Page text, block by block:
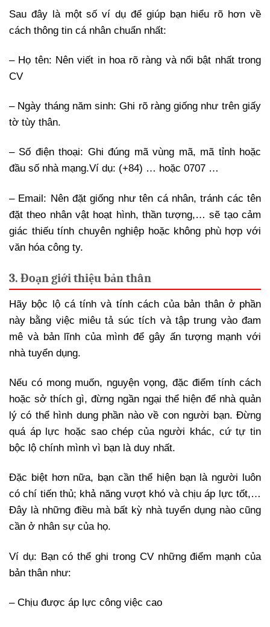
Sau đây là một số ví dụ để giúp bạn hiểu rõ hơn về
cách thông tin cá nhân chuẩn nhất:
– Họ tên: Nên viết in hoa rõ ràng và nổi bật nhất trong
CV
– Ngày tháng năm sinh: Ghi rõ ràng giống như trên giấy
tờ tùy thân.
– Số điện thoại: Ghi đúng mã vùng mã, mã tỉnh hoặc
đầu số nhà mạng.Ví dụ: (+84) … hoặc 0707 …
– Email: Nên đặt giống như tên cá nhân, tránh các tên
đặt theo nhân vật hoạt hình, thần tượng,… sẽ tạo cảm
giác thiếu tính chuyên nghiệp hoặc không phù hợp với
văn hóa công ty.
3. Đoạn giới thiệu bản thân
Hãy bộc lộ cá tính và tính cách của bản thân ở phần
này bằng việc miêu tả súc tích và tập trung vào đam
mê và bản lĩnh của mình để gây ấn tượng mạnh với
nhà tuyển dụng.
Nếu có mong muốn, nguyện vọng, đặc điểm tính cách
hoặc sở thích gì, đừng ngần ngại thể hiện để nhà quản
lý có thể hình dung phần nào về con người bạn. Đừng
quá áp lực hoặc sao chép của người khác, cứ tự tin
bộc lộ chính mình vì bạn là duy nhất.
Đặc biệt hơn nữa, bạn cần thể hiện bạn là người luôn
có chí tiến thủ; khả năng vượt khó và chịu áp lực tốt,…
Đây là những điều mà bất kỳ nhà tuyển dụng nào cũng
cần ở nhân sự của họ.
Ví dụ: Bạn có thể ghi trong CV những điểm mạnh của
bản thân như:
– Chịu được áp lực công việc cao